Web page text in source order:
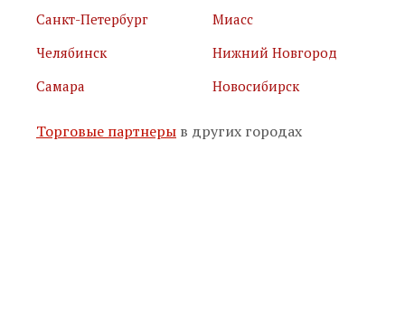
Я соглашаюсь сполитикой обработки персональных
Подписаться
Санкт-Петербург
Миасс
Челябинск
Нижний Новгород
Самара
Новосибирск
Торговые партнеры в других городах